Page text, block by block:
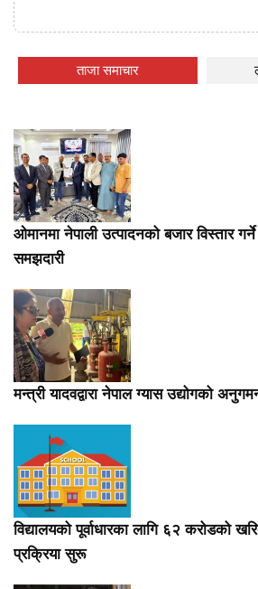
ताजा समाचार
ओमानमा नेपाली उत्पादनको बजार विस्तार गर्ने
समझदारी
मन्त्री यादवद्वारा नेपाल ग्यास उद्योगको
विद्यालयको पूर्वाधारका लागि ६२ करोडको
प्रक्रिया सुरू